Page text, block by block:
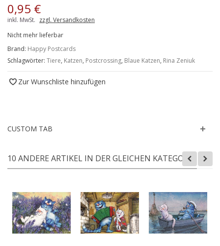
0,95 €
inkl. MwSt. zzgl. Versandkosten
Nicht mehr lieferbar
Brand: Happy Postcards
Schlagwörter: Tiere, Katzen, Postcrossing, Blaue Katzen, Rina Zeniuk
Zur Wunschliste hinzufügen
CUSTOM TAB
10 ANDERE ARTIKEL IN DER GLEICHEN KATEGORIE: